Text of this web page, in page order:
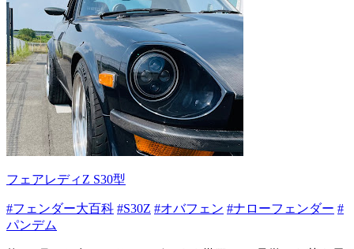
フェアレディZ S30型
#フェンダー大百科 #S30Z #オバフェン #ナローフェンダー #
パンデム